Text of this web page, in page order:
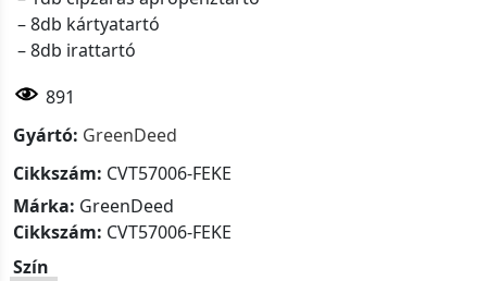
– 8db kártyatartó
– 8db irattartó
891
Gyártó: GreenDeed
Cikkszám: CVT57006-FEKE
Márka: GreenDeed
Cikkszám: CVT57006-FEKE
Szín